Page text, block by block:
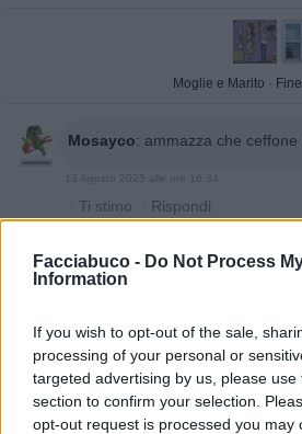
Facciabuco - Do Not Process
Information
If you wish to opt-out of the sale,
processing of your personal or
targeted advertising by us, please
section to confirm your selection.
opt-out request is processed you may
Moglie e Marito ·
Mosayco: ammazza che
13 Agosto 2025 alle ore 16:34
· Ti stimo · Rispondi
jurassico50:
Mosayco stava
vetro
·Ti stimo· Rispondi
Mosayco:jurassico50
patriarcato da quelle parti?